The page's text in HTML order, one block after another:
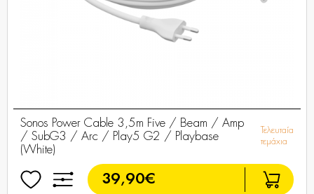
Sonos Power Cable 3,5m Five / Beam / Amp
/ SubG3 / Arc / Play5 G2 / Playbase
(White)
Τελευταία
τεμάχια
39,90€